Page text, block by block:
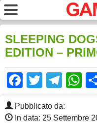
SLEEPING
EDITION –
Facebook
Twitter
Pubblicato da:
In data: 25 Settembre